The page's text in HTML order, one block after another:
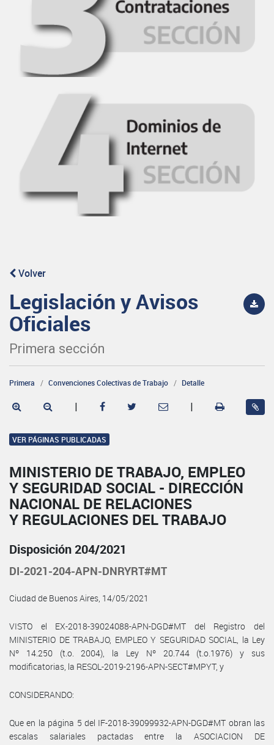
Volver
Legislación y Avisos
Oficiales
Primera sección
Primera Convenciones Colectivas de Trabajo Detalle
| |
VER PÁGINAS PUBLICADAS
MINISTERIO DE TRABAJO, EMPLEO
Y SEGURIDAD SOCIAL - DIRECCIÓN
NACIONAL DE RELACIONES
Y REGULACIONES DEL TRABAJO
Disposición 204/2021
DI-2021-204-APN-DNRYRT#MT
Ciudad de Buenos Aires, 14/05/2021
VISTO el EX-2018-39024088-APN-DGD#MT del Registro del
MINISTERIO DE TRABAJO, EMPLEO Y SEGURIDAD SOCIAL, la Ley
Nº 14.250 (t.o. 2004), la Ley Nº 20.744 (t.o.1976) y sus
modificatorias, la RESOL-2019-2196-APN-SECT#MPYT, y
CONSIDERANDO:
Que en la página 5 del IF-2018-39099932-APN-DGD#MT obran las
escalas salariales pactadas entre la ASOCIACION DE